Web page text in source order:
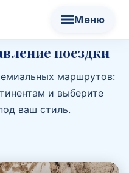
поездки
маршрутов:
и выберите
ваш стиль.